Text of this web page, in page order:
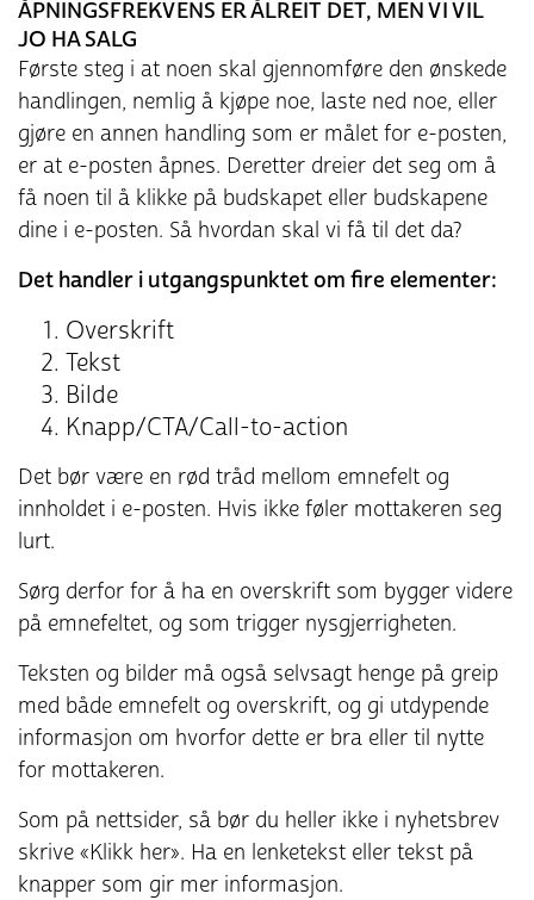
ÅPNINGSFREKVENS ER ÅLREIT DET, MEN VI VIL
JO HA SALG
Første steg i at noen skal gjennomføre den ønskede
handlingen, nemlig å kjøpe noe, laste ned noe, eller
gjøre en annen handling som er målet for e-posten,
er at e-posten åpnes. Deretter dreier det seg om å
få noen til å klikke på budskapet eller budskapene
dine i e-posten. Så hvordan skal vi få til det da?
Det handler i utgangspunktet om fire elementer:
Overskrift
Tekst
Bilde
Knapp/CTA/Call-to-action
Det bør være en rød tråd mellom emnefelt og
innholdet i e-posten. Hvis ikke føler mottakeren seg
lurt.
Sørg derfor for å ha en overskrift som bygger videre
på emnefeltet, og som trigger nysgjerrigheten.
Teksten og bilder må også selvsagt henge på greip
med både emnefelt og overskrift, og gi utdypende
informasjon om hvorfor dette er bra eller til nytte
for mottakeren.
Som på nettsider, så bør du heller ikke i nyhetsbrev
skrive «Klikk her». Ha en lenketekst eller tekst på
knapper som gir mer informasjon.